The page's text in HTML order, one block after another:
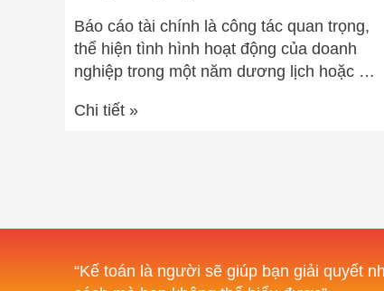
Báo cáo tài chính là công tác quan trọng,
thể hiện tình hình hoạt động của doanh
nghiệp trong một năm dương lịch hoặc …
Chi tiết »
“Kế toán là người sẽ giúp bạn giải quyết